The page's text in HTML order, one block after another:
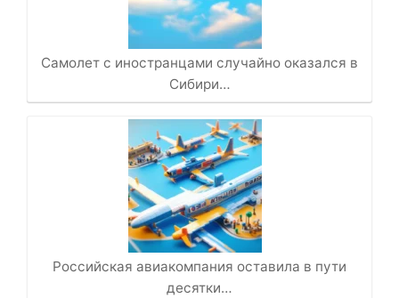
Самолет с иностранцами случайно оказался в
Сибири…
Российская авиакомпания оставила в пути
десятки…